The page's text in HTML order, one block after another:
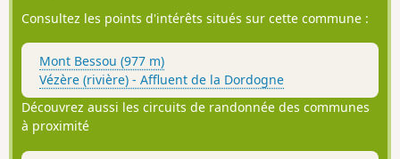
Consultez les points d'intérêts situés sur cette commune :
Mont Bessou (977 m)
Vézère (rivière) - Affluent de la Dordogne
Découvrez aussi les circuits de randonnée des communes
à proximité